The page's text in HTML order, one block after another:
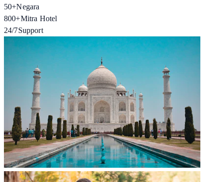
50+Negara
800+Mitra Hotel
24/7Support